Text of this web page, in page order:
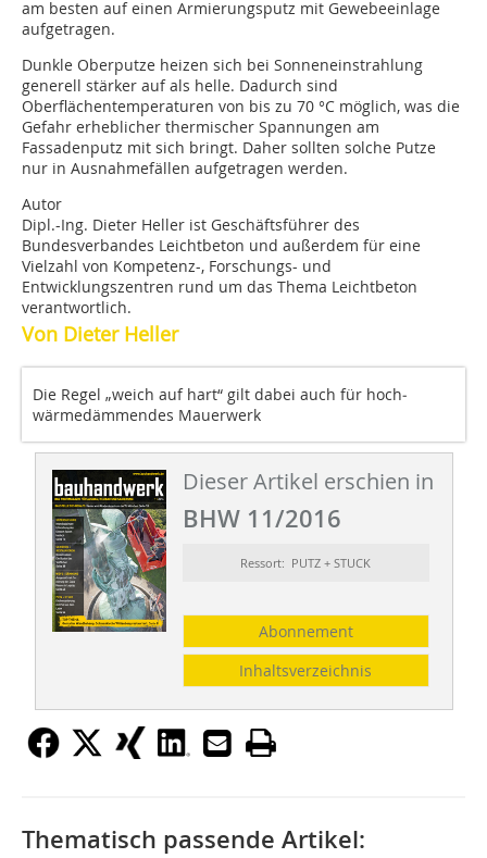
am besten auf einen Armierungsputz mit Gewebeeinlage
aufgetragen.
Dunkle Oberputze heizen sich bei Sonneneinstrahlung
generell stärker auf als helle. Dadurch sind
Oberflächentemperaturen von bis zu 70 °C möglich, was die
Gefahr erheblicher thermischer Spannungen am
Fassadenputz mit sich bringt. Daher sollten solche Putze
nur in Ausnahmefällen aufgetragen werden.
Autor
Dipl.-Ing. Dieter Heller ist Geschäftsführer des
Bundesverbandes Leichtbeton und außerdem für eine
Vielzahl von Kompetenz-, Forschungs- und
Entwicklungszentren rund um das Thema Leichtbeton
verantwortlich.
Von Dieter Heller
Die Regel „weich auf hart“ gilt dabei auch für hoch­
wärmedämmendes Mauerwerk
Dieser Artikel erschien in
BHW 11/2016
Ressort: PUTZ + STUCK
Abonnement
Inhaltsverzeichnis
Thematisch passende Artikel: